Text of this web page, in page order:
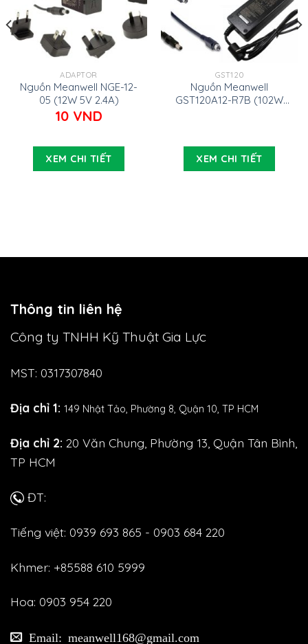
ADAPTOR
Nguồn Meanwell NGE-12-
05 (12W 5V 2.4A)
10 VND
XEM CHI TIẾT
GST120
Nguồn Meanwell
GST120A12-R7B (102W
XEM CHI TIẾT
Thông tin liên hệ
Công ty TNHH Kỹ Thuật Gia Lực
MST: 0317307840
Địa chỉ 1: 149 Nhật Tảo, Phường 8, Quận 10, TP HCM
Địa chỉ 2: 20 Văn Chung, Phường 13, Quận Tân Bình,
TP HCM
ĐT:
Tiếng việt: 0939 693 865 - 0903 684 220
Khmer: +85588 610 5999
Hoa: 0903 954 220
Email: meanwell168@gmail.com